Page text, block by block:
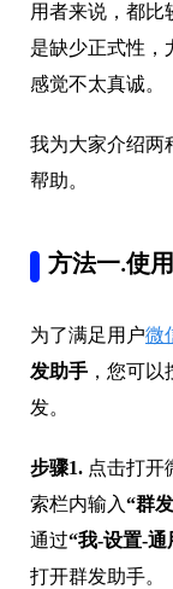
用者来说，都比
是缺少正式性，
感觉不太真诚。
我为大家介绍两
帮助。
方法一.使
为了满足用户微
发助手 ，您可
发。
步骤1. 点击打开
索栏内输入“群
通过“我-设置-通
打开群发助手。